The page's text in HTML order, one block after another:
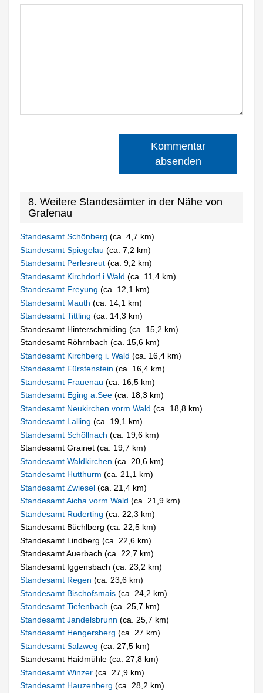
Kommentar
absenden
8. Weitere Standesämter in der Nähe von
Grafenau
Standesamt Schönberg(ca. 4,7 km)
Standesamt Spiegelau(ca. 7,2 km)
Standesamt Perlesreut(ca. 9,2 km)
Standesamt Kirchdorf i.Wald(ca. 11,4 km)
Standesamt Freyung(ca. 12,1 km)
Standesamt Mauth(ca. 14,1 km)
Standesamt Tittling(ca. 14,3 km)
Standesamt Hinterschmiding (ca. 15,2 km)
Standesamt Röhrnbach (ca. 15,6 km)
Standesamt Kirchberg i. Wald(ca. 16,4 km)
Standesamt Fürstenstein(ca. 16,4 km)
Standesamt Frauenau(ca. 16,5 km)
Standesamt Eging a.See(ca. 18,3 km)
Standesamt Neukirchen vorm Wald(ca. 18,8 km)
Standesamt Lalling(ca. 19,1 km)
Standesamt Schöllnach(ca. 19,6 km)
Standesamt Grainet (ca. 19,7 km)
Standesamt Waldkirchen(ca. 20,6 km)
Standesamt Hutthurm(ca. 21,1 km)
Standesamt Zwiesel(ca. 21,4 km)
Standesamt Aicha vorm Wald(ca. 21,9 km)
Standesamt Ruderting(ca. 22,3 km)
Standesamt Büchlberg (ca. 22,5 km)
Standesamt Lindberg (ca. 22,6 km)
Standesamt Auerbach (ca. 22,7 km)
Standesamt Iggensbach (ca. 23,2 km)
Standesamt Regen(ca. 23,6 km)
Standesamt Bischofsmais(ca. 24,2 km)
Standesamt Tiefenbach(ca. 25,7 km)
Standesamt Jandelsbrunn(ca. 25,7 km)
Standesamt Hengersberg(ca. 27 km)
Standesamt Salzweg(ca. 27,5 km)
Standesamt Haidmühle (ca. 27,8 km)
Standesamt Winzer(ca. 27,9 km)
Standesamt Hauzenberg(ca. 28,2 km)